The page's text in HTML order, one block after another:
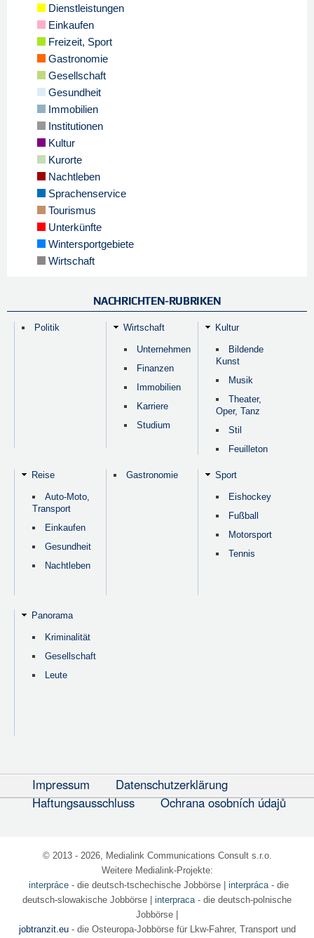
Dienstleistungen
Einkaufen
Freizeit, Sport
Gastronomie
Gesellschaft
Gesundheit
Immobilien
Institutionen
Kultur
Kurorte
Nachtleben
Sprachenservice
Tourismus
Unterkünfte
Wintersportgebiete
Wirtschaft
NACHRICHTEN-RUBRIKEN
Politik Wirtschaft
Unternehmen
Finanzen
Immobilien
Karriere
Studium
Kultur
Bildende
Kunst
Musik
Theater,
Oper, Tanz
Stil
Feuilleton
Reise
Auto-Moto,
Transport
Einkaufen
Gesundheit
Nachtleben
Gastronomie Sport
Eishockey
Fußball
Motorsport
Tennis
Panorama
Kriminalität
Gesellschaft
Leute
Impressum
Datenschutzerklärung
Haftungsausschluss
Ochrana osobních údajů
© 2013 - 2026, Medialink Communications Consult s.r.o.
Weitere Medialink-Projekte:
interpráce- die deutsch-tschechische Jobbörse| interpráca- die
deutsch-slowakische Jobbörse | interpraca - die deutsch-polnische
Jobbörse |
jobtranzit.eu- die Osteuropa-Jobbörse für Lkw-Fahrer, Transport und